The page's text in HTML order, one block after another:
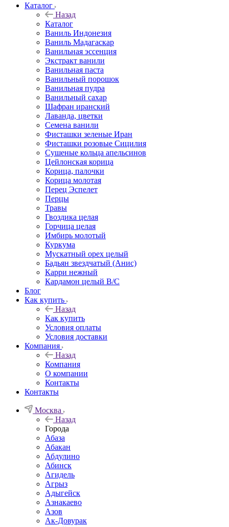
Каталог
Назад
Каталог
Ваниль Индонезия
Ваниль Мадагаскар
Ванильная эссенция
Экстракт ванили
Ванильная паста
Ванильный порошок
Ванильная пудра
Ванильный сахар
Шафран иранский
Лаванда, цветки
Семена ванили
Фисташки зеленые Иран
Фисташки розовые Сицилия
Сушеные кольца апельсинов
Цейлонская корица
Корица, палочки
Корица молотая
Перец Эспелет
Перцы
Травы
Гвоздика целая
Горчица целая
Имбирь молотый
Куркума
Мускатный орех целый
Бадьян звездчатый (Анис)
Карри нежный
Кардамон целый В/С
Блог
Как купить
Назад
Как купить
Условия оплаты
Условия доставки
Компания
Назад
Компания
О компании
Контакты
Контакты
Москва
Назад
Города
Абаза
Абакан
Абдулино
Абинск
Агидель
Агрыз
Адыгейск
Азнакаево
Азов
Ак-Довурак